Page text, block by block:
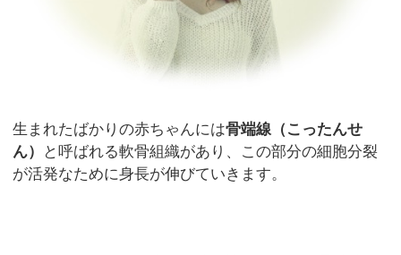
生まれたばかりの赤ちゃんには骨端線（こったんせ
ん）
と呼ばれる軟骨組織があり、この部分の細胞分裂
が活発なために身長が伸びていきます。